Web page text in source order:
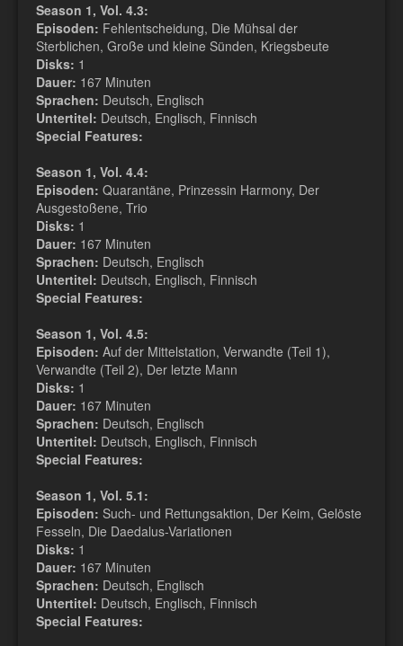
Season 1, Vol. 4.3:
Episoden: Fehlentscheidung, Die Mühsal der
Sterblichen, Große und kleine Sünden, Kriegsbeute
Disks: 1
Dauer: 167 Minuten
Sprachen: Deutsch, Englisch
Untertitel: Deutsch, Englisch, Finnisch
Special Features:
Season 1, Vol. 4.4:
Episoden: Quarantäne, Prinzessin Harmony, Der
Ausgestoßene, Trio
Disks: 1
Dauer: 167 Minuten
Sprachen: Deutsch, Englisch
Untertitel: Deutsch, Englisch, Finnisch
Special Features:
Season 1, Vol. 4.5:
Episoden: Auf der Mittelstation, Verwandte (Teil 1),
Verwandte (Teil 2), Der letzte Mann
Disks: 1
Dauer: 167 Minuten
Sprachen: Deutsch, Englisch
Untertitel: Deutsch, Englisch, Finnisch
Special Features:
Season 1, Vol. 5.1:
Episoden: Such- und Rettungsaktion, Der Keim, Gelöste
Fesseln, Die Daedalus-Variationen
Disks: 1
Dauer: 167 Minuten
Sprachen: Deutsch, Englisch
Untertitel: Deutsch, Englisch, Finnisch
Special Features: